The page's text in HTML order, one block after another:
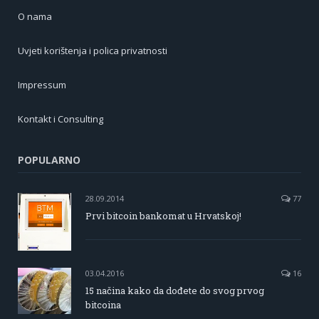
O nama
Uvjeti korištenja i polica privatnosti
Impressum
Kontakt i Consulting
POPULARNO
28.09.2014 77
Prvi bitcoin bankomat u Hrvatskoj!
03.04.2016 16
15 načina kako da dođete do svog prvog
bitcoina